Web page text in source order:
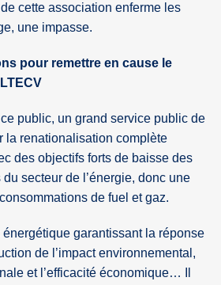
cette association enferme les
une impasse.
pour remettre en cause le
public, un grand service public de
la renationalisation complète
des objectifs forts de baisse des
secteur de l’énergie, donc une
de fuel et gaz.
énergétique garantissant la réponse
de l’impact environnemental,
et l’efficacité économique… Il